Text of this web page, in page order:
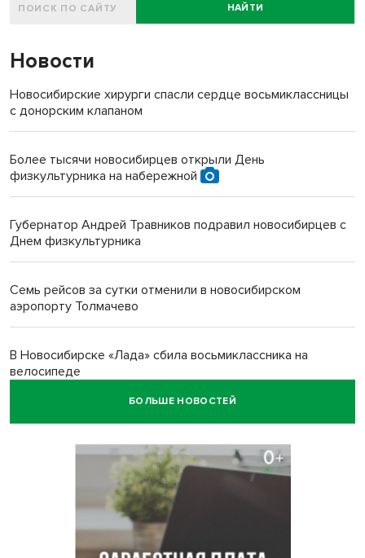
НАЙТИ
Новости
Новосибирские хирурги спасли сердце восьмиклассницы
с донорским клапаном
Более тысячи новосибирцев открыли День
физкультурника на набережной
Губернатор Андрей Травников подравил новосибирцев с
Днем физкультурника
Семь рейсов за сутки отменили в новосибирском
аэропорту Толмачево
В Новосибирске «Лада» сбила восьмиклассника на
велосипеде
БОЛЬШЕ НОВОСТЕЙ